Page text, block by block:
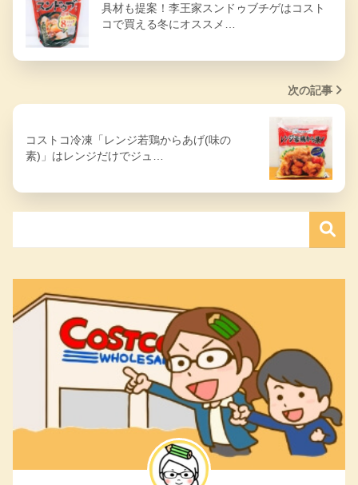
具材も提案！李王家スンドゥブチゲはコスト
コで買える冬にオススメ…
次の記事
コストコ冷凍「レンジ若鶏からあげ(味の
素)」はレンジだけでジュ…